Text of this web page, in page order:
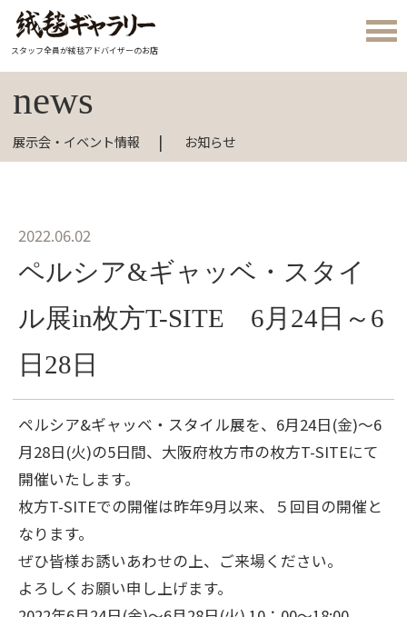
スタッフ全員が絨毯アドバイザーのお店
news
展示会・イベント情報 お知らせ
2022.06.02
ペルシア&ギャッベ・スタイ
ル展in枚方T-SITE 6月24日～6
日28日
ペルシア&ギャッベ・スタイル展を、6月24日(金)～6
月28日(火)の5日間、大阪府枚方市の枚方T-SITEにて
開催いたします。
枚方T-SITEでの開催は昨年9月以来、５回目の開催と
なります。
ぜひ皆様お誘いあわせの上、ご来場ください。
よろしくお願い申し上げます。